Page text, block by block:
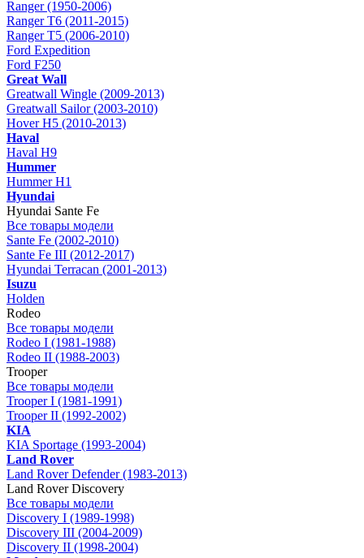
Ranger (1950-2006)
Ranger T6 (2011-2015)
Ranger T5 (2006-2010)
Ford Expedition
Ford F250
Great Wall
Greatwall Wingle (2009-2013)
Greatwall Sailor (2003-2010)
Hover H5 (2010-2013)
Haval
Haval H9
Hummer
Hummer H1
Hyundai
Hyundai Sante Fe
Все товары модели
Sante Fe (2002-2010)
Sante Fe III (2012-2017)
Hyundai Terracan (2001-2013)
Isuzu
Holden
Rodeo
Все товары модели
Rodeo I (1981-1988)
Rodeo II (1988-2003)
Trooper
Все товары модели
Trooper I (1981-1991)
Trooper II (1992-2002)
KIA
KIA Sportage (1993-2004)
Land Rover
Land Rover Defender (1983-2013)
Land Rover Discovery
Все товары модели
Discovery I (1989-1998)
Discovery III (2004-2009)
Discovery II (1998-2004)